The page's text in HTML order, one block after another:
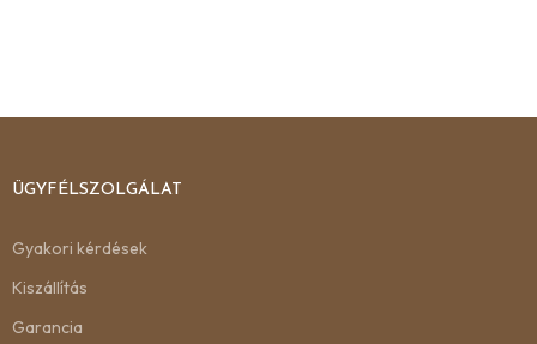
ÜGYFÉLSZOLGÁLAT
Gyakori kérdések
Kiszállítás
Garancia